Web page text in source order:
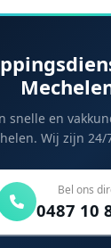
snelle en
Wij zijn 24/
Bel ons
0487 10